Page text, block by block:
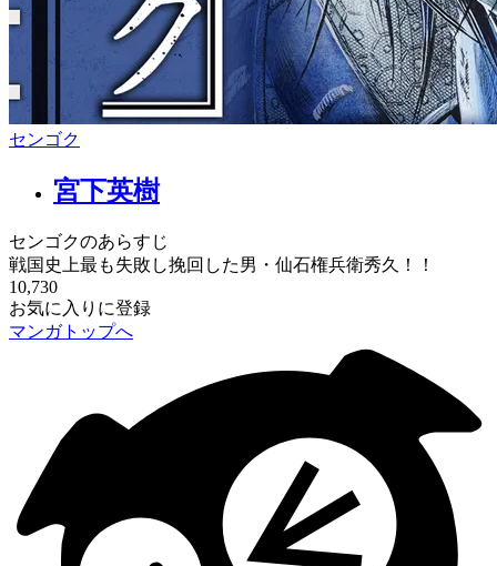
センゴク
宮下英樹
センゴクのあらすじ
戦国史上最も失敗し挽回した男・仙石権兵衛秀久！！
10,730
お気に入りに登録
マンガトップへ